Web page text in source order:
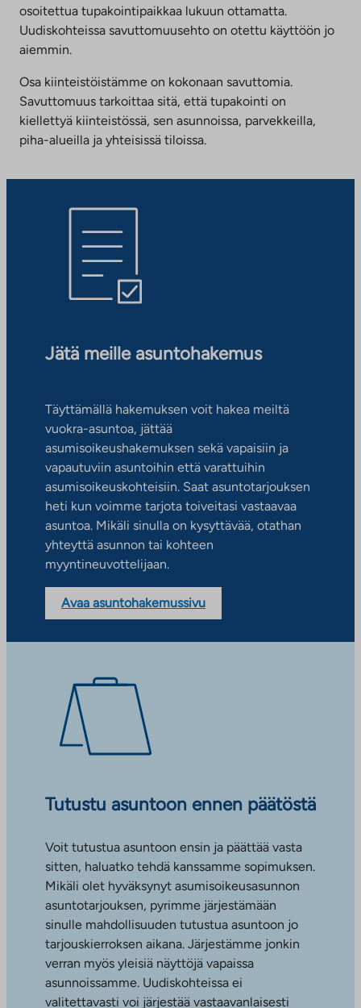
osoitettua tupakointipaikkaa lukuun ottamatta.
Uudiskohteissa savuttomuusehto on otettu käyttöön jo
aiemmin.
Osa kiinteistöistämme on kokonaan savuttomia.
Savuttomuus tarkoittaa sitä, että tupakointi on
kiellettyä kiinteistössä, sen asunnoissa, parvekkeilla,
piha-alueilla ja yhteisissä tiloissa.
Jätä meille asuntohakemus
Täyttämällä hakemuksen voit hakea meiltä
vuokra-asuntoa, jättää
asumisoikeushakemuksen sekä vapaisiin ja
vapautuviin asuntoihin että varattuihin
asumisoikeuskohteisiin. Saat asuntotarjouksen
heti kun voimme tarjota toiveitasi vastaavaa
asuntoa. Mikäli sinulla on kysyttävää, otathan
yhteyttä asunnon tai kohteen
myyntineuvottelijaan.
Avaa asuntohakemussivu
Tutustu asuntoon ennen päätöstä
Voit tutustua asuntoon ensin ja päättää vasta
sitten, haluatko tehdä kanssamme sopimuksen.
Mikäli olet hyväksynyt asumisoikeusasunnon
asuntotarjouksen, pyrimme järjestämään
sinulle mahdollisuuden tutustua asuntoon jo
tarjouskierroksen aikana. Järjestämme jonkin
verran myös yleisiä näyttöjä vapaissa
asunnoissamme. Uudiskohteissa ei
valitettavasti voi järjestää vastaavanlaisesti